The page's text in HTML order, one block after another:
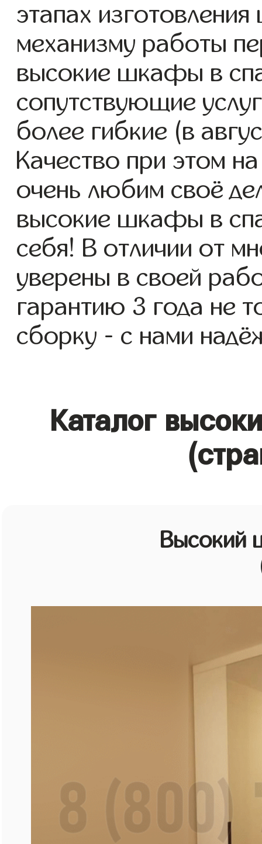
этапах
механизму работы
высокие шкафы в
сопутствующие
более гибкие (в
Качество при этом
очень любим своё
высокие шкафы в
себя! В отличии от
уверены в своей
гарантию 3 года не
сборку - с нами
Каталог
Высокий